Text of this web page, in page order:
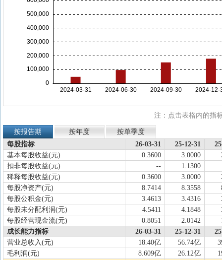
注：点击表格内的指
按报告期 按年度
按单季度
每股指标
26-03-31 25-12-31
基本每股收益(元)
0.3600 3.0000
扣非每股收益(元)
--
1.1300
稀释每股收益(元)
0.3600 3.0000
每股净资产(元)
8.7414 8.3558
每股公积金(元)
3.4613 3.4316
每股未分配利润(元)
4.5411 4.1848
每股经营现金流(元)
0.8051 2.0142
成长能力指标
26-03-31 25-12-31
营业总收入(元)
18.40亿 56.74亿
毛利润(元)
8.609亿 26.12亿